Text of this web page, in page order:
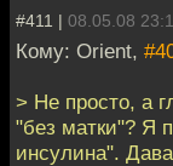
#411 | 08.05.08
Кому: Orient,
> Не просто, а
"без матки"? Я
инсулина".